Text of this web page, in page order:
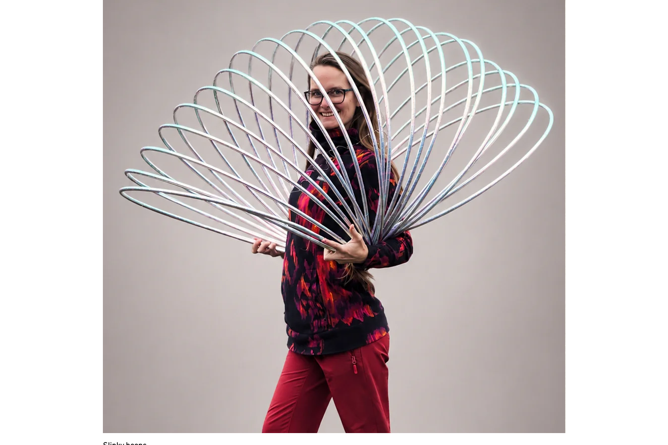
dá složit na téměř polovinu
a připnout třeba na batoh.
Obruč vyrábíme rozpojitelnou s polypro spojkou, kovovým nýtem a kovovým
click spojem (standardní spoj při výrobě obručí).
odlehčený spojna Vaší obruči, navštivte sekci doplňků, kde
máte možnost zakoupit pro Vaši obruč EZ clip, neviditelný nýt či
polykarbonátovou spojku.
Obruč je vybavena protiskluzovou páskou na vnitřním obvodu obruče.
BARVU PROTISKLUZOVÉ PÁSKY NAPIŠTE DO POZNÁMKY. Pokud nebude
uvedeno, bude použita černá protiskluzová páska.